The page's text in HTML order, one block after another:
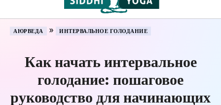
АЮРВЕДА » ИНТЕРВАЛЬНОЕ ГОЛОДАНИЕ
Как начать интервальное
голодание: пошаговое
руководство для начинающих